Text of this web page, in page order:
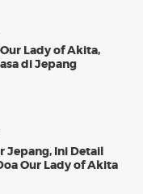
Lady of Akita,
di Jepang
Jepang, Ini Detail
Our Lady of Akita